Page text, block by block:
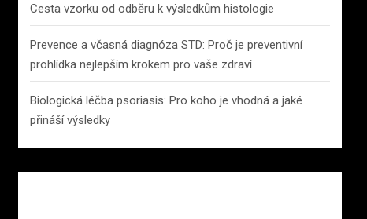
Cesta vzorku od odběru k výsledkům histologie
Prevence a včasná diagnóza STD: Proč je preventivní
prohlídka nejlepším krokem pro vaše zdraví
Biologická léčba psoriasis: Pro koho je vhodná a jaké
přináší výsledky